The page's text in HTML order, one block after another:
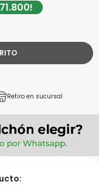
.800!
Retiro en sucursal